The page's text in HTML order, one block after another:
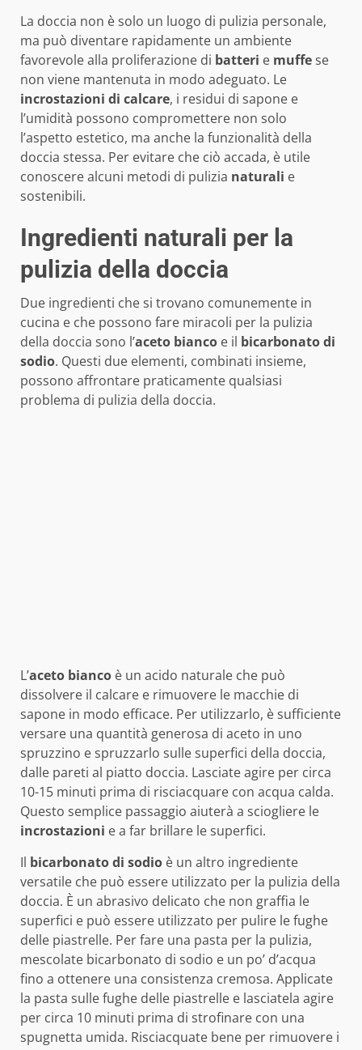
La doccia non è solo un luogo di pulizia personale,
ma può diventare rapidamente un ambiente
favorevole alla proliferazione di batteri e muffese
non viene mantenuta in modo adeguato. Le
incrostazioni di calcare, i residui di sapone e
l’umidità possono compromettere non solo
l’aspetto estetico, ma anche la funzionalità della
doccia stessa. Per evitare che ciò accada, è utile
conoscere alcuni metodi di pulizia naturali e
sostenibili.
Ingredienti naturali per la
pulizia della doccia
Due ingredienti che si trovano comunemente in
cucina e che possono fare miracoli per la pulizia
della doccia sono l’aceto bianco e il bicarbonato di
sodio. Questi due elementi, combinati insieme,
possono affrontare praticamente qualsiasi
problema di pulizia della doccia.
L’aceto bianco è un acido naturale che può
dissolvere il calcare e rimuovere le macchie di
sapone in modo efficace. Per utilizzarlo, è sufficiente
versare una quantità generosa di aceto in uno
spruzzino e spruzzarlo sulle superfici della doccia,
dalle pareti al piatto doccia. Lasciate agire per circa
10-15 minuti prima di risciacquare con acqua calda.
Questo semplice passaggio aiuterà a sciogliere le
incrostazioni e a far brillare le superfici.
Il bicarbonato di sodio è un altro ingrediente
versatile che può essere utilizzato per la pulizia della
doccia. È un abrasivo delicato che non graffia le
superfici e può essere utilizzato per pulire le fughe
delle piastrelle. Per fare una pasta per la pulizia,
mescolate bicarbonato di sodio e un po’ d’acqua
fino a ottenere una consistenza cremosa. Applicate
la pasta sulle fughe delle piastrelle e lasciatela agire
per circa 10 minuti prima di strofinare con una
spugnetta umida. Risciacquate bene per rimuovere i